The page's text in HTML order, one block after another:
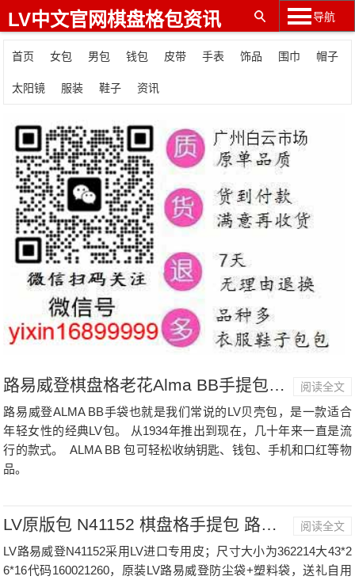
导航
LV中文官网棋盘格包资讯
首页 女包 男包 钱包 皮带 手表 饰品 围巾 帽子
太阳镜 服装 鞋子 资讯
阅读全文
路易威登ALMA BB手袋也就是我们常说的LV贝壳包，是一款适合
年轻女性的经典LV包。 从1934年推出到现在，几十年来一直是流
行的款式。 ALMA BB 包可轻松收纳钥匙、钱包、手机和口红等物
品。
阅读全文
LV路易威登N41152采用LV进口专用皮；尺寸大小为362214大43*2
6*16代码160021260，原装LV路易威登防尘袋+塑料袋，送礼自用